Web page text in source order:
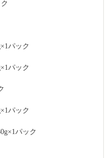
パック
パック
パック
パック